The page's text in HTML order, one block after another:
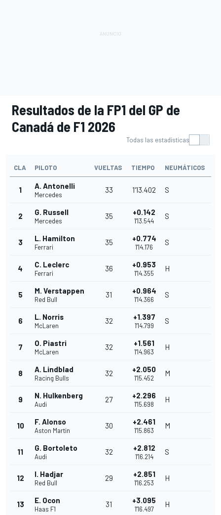
Resultados de la FP1 del GP de
Canadá de F1 2026
Todas las estadísticas
CLA PILOTO VUELTAS TIEMPO NEUMÁTICOS
1 A. Antonelli
Mercedes
33 1'13.402 S
2 G. Russell
Mercedes
35 +0.142
1'13.544
S
3 L. Hamilton
Ferrari
35 +0.774
1'14.176
S
4 C. Leclerc
Ferrari
36 +0.953
1'14.355
H
5 M. Verstappen
Red Bull
31 +0.964
1'14.366
S
6 L. Norris
McLaren
32 +1.397
1'14.799
S
7 O. Piastri
McLaren
32 +1.561
1'14.963
H
8 A. Lindblad
Racing Bulls
32 +2.050
1'15.452
M
9 N. Hulkenberg
Audi
27 +2.296
1'15.698
H
10 F. Alonso
Aston Martin
30 +2.461
1'15.863
M
11 G. Bortoleto
Audi
32 +2.812
1'16.214
S
12 I. Hadjar
Red Bull
29 +2.851
1'16.253
H
13 E. Ocon
Haas F1
31 +3.095
1'16.497
H